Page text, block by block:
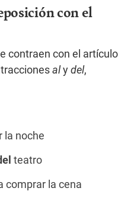
con el
contraen con el artículo
aly del,
la noche
teatro
comprar la cena